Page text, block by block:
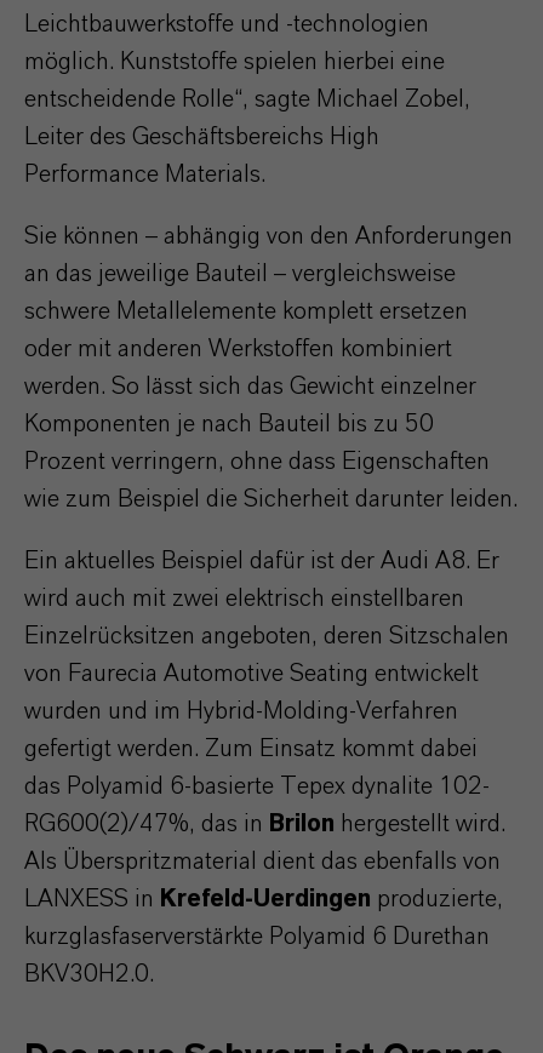
Leichtbauwerkstoffe und -technologien
möglich. Kunststoffe spielen hierbei eine
entscheidende Rolle“, sagte Michael Zobel,
Leiter des Geschäftsbereichs High
Performance Materials.
Sie können – abhängig von den Anforderungen
an das jeweilige Bauteil – vergleichsweise
schwere Metallelemente komplett ersetzen
oder mit anderen Werkstoffen kombiniert
werden. So lässt sich das Gewicht einzelner
Komponenten je nach Bauteil bis zu 50
Prozent verringern, ohne dass Eigenschaften
wie zum Beispiel die Sicherheit darunter leiden.
Ein aktuelles Beispiel dafür ist der Audi A8. Er
wird auch mit zwei elektrisch einstellbaren
Einzelrücksitzen angeboten, deren Sitzschalen
von Faurecia Automotive Seating entwickelt
wurden und im Hybrid-Molding-Verfahren
gefertigt werden. Zum Einsatz kommt dabei
das Polyamid 6-basierte Tepex dynalite 102-
RG600(2)/47%, das in Brilon hergestellt wird.
Als Überspritzmaterial dient das ebenfalls von
LANXESS in Krefeld-Uerdingen produzierte,
kurzglasfaserverstärkte Polyamid 6 Durethan
BKV30H2.0.